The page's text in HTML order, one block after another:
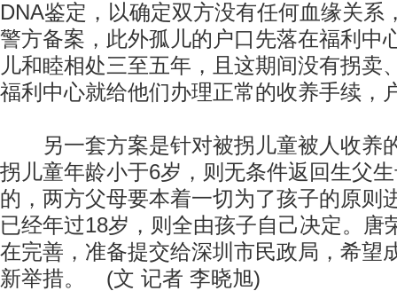
DNA鉴定，以确定双方没有任何血缘关系
警方备案，此外孤儿的户口先落在福利中
儿和睦相处三至五年，且这期间没有拐卖
福利中心就给他们办理正常的收养手续，
另一套方案是针对被拐儿童被人收养
拐儿童年龄小于6岁，则无条件返回生父
的，两方父母要本着一切为了孩子的原则
已经年过18岁，则全由孩子自己决定。唐
在完善，准备提交给深圳市民政局，希望
新举措。 (文 记者 李晓旭)